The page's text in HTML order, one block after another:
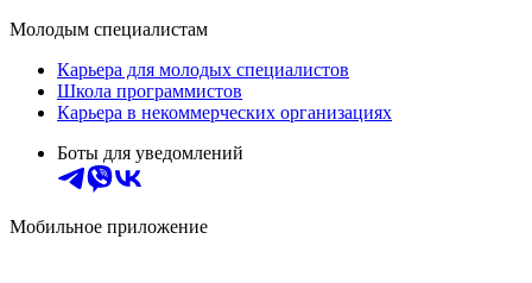
Молодым специалистам
Карьера для молодых специалистов
Школа программистов
Карьера в некоммерческих организациях
Боты для уведомлений
Мобильное приложение